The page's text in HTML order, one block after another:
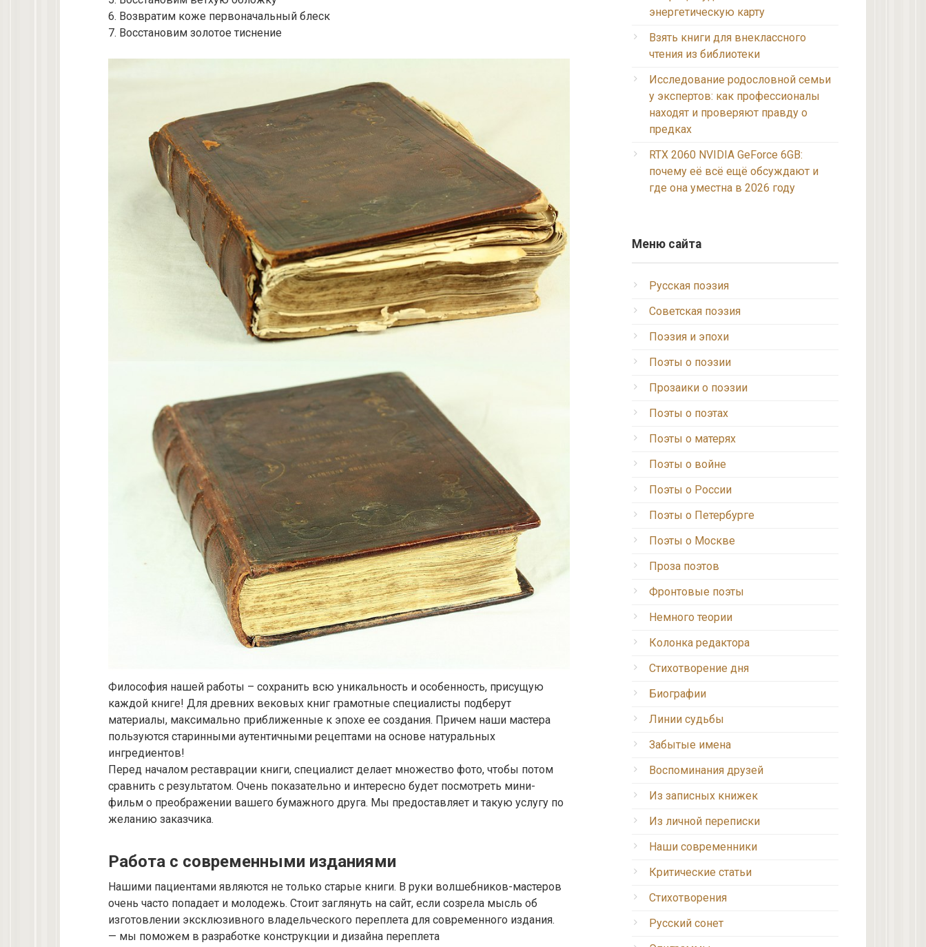
6. Возвратим коже первоначальный блеск
7. Восстановим золотое тиснение
Философия нашей работы – сохранить всю уникальность и особенность, присущую
каждой книге! Для древних вековых книг грамотные специалисты подберут
материалы, максимально приближенные к эпохе ее создания. Причем наши мастера
пользуются старинными аутентичными рецептами на основе натуральных
ингредиентов!
Перед началом реставрации книги, специалист делает множество фото, чтобы потом
сравнить с результатом. Очень показательно и интересно будет посмотреть мини-
фильм о преображении вашего бумажного друга. Мы предоставляет и такую услугу по
желанию заказчика.
Работа с современными изданиями
Нашими пациентами являются не только старые книги. В руки волшебников-мастеров
очень часто попадает и молодежь. Стоит заглянуть на сайт, если созрела мысль об
изготовлении эксклюзивного владельческого переплета для современного издания.
— мы поможем в разработке конструкции и дизайна переплета
энергетическую карту
Взять книги для внеклассного
чтения из библиотеки
Исследование родословной семьи
у экспертов: как профессионалы
находят и проверяют правду о
предках
RTX 2060 NVIDIA GeForce 6GB:
почему её всё ещё обсуждают и
где она уместна в 2026 году
Меню сайта
Русская поэзия
Советская поэзия
Поэзия и эпохи
Поэты о поэзии
Прозаики о поэзии
Поэты о поэтах
Поэты о матерях
Поэты о войне
Поэты о России
Поэты о Петербурге
Поэты о Москве
Проза поэтов
Фронтовые поэты
Немного теории
Колонка редактора
Стихотворение дня
Биографии
Линии судьбы
Забытые имена
Воспоминания друзей
Из записных книжек
Из личной переписки
Наши современники
Критические статьи
Стихотворения
Русский сонет